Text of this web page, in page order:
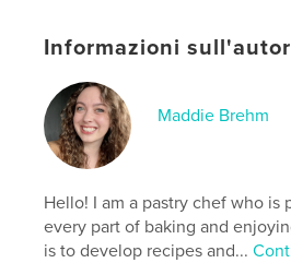
Data di pubblicazione:apr 15,
LinguaEnglish
Parole chiave
recipes
Informazioni
Maddie Brehm
Hello! I am a pastry chef who is
every part of baking and
is to develop recipes and...